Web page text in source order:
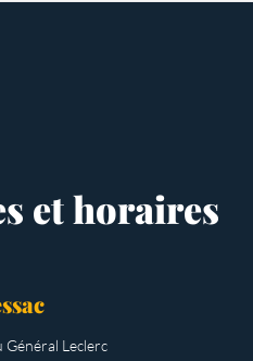
et horaires
Général Leclerc